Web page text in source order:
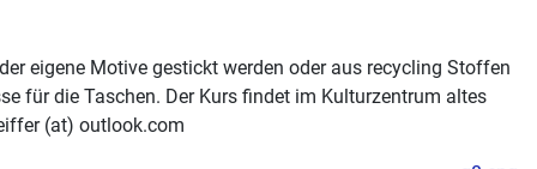
eigene Motive gestickt werden oder aus recycling Stoffen
für die Taschen. Der Kurs findet im Kulturzentrum altes
(at) outlook.com